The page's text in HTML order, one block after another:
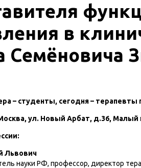
в
Семёновича
– студенты, сегодня – терапевты
Москва, ул. Новый Арбат, д.36,
Львович
науки РФ, профессор, директор